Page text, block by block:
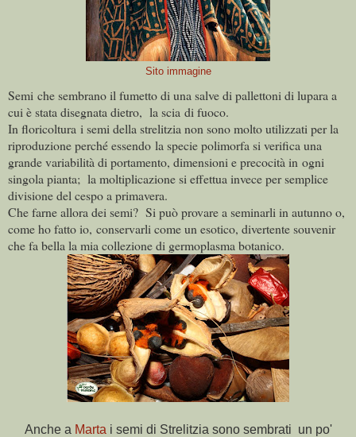
Sito immagine
Semi che sembrano il fumetto di una salve di pallettoni di lupara a
cui è stata disegnata dietro, la scia di fuoco.
In floricoltura i semi della strelitzia non sono molto utilizzati per la
riproduzione perché essendo la specie polimorfa si verifica una
grande variabilità di portamento, dimensioni e precocità in ogni
singola pianta; la moltiplicazione si effettua invece per semplice
divisione del cespo a primavera.
Che farne allora dei semi? Si può provare a seminarli in autunno o,
come ho fatto io, conservarli come un esotico, divertente souvenir
che fa bella la mia collezione di germoplasma botanico.
Anche a Marta i semi di Strelitzia sono sembrati un po'